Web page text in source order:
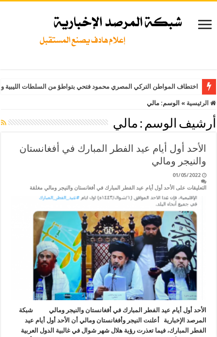
اختطاف المواطن التركي المصري محمود فتحي بتواطؤ من السلطات
الرئيسية » الوسم: مالي
أرشيف الوسم : مالي
الأحد أول أيام عيد الفطر المبارك في أفغانستان
والنيجر ومالي
01/05/2022
التعليقات على الأحد أول أيام عيد الفطر المبارك في أفغانستان والنيجر ومالي مغلقة
الأحد أول أيام عيد الفطر المبارك في أفغانستان والنيجر ومالي شبكة
المرصد الإخبارية أعلنت النيجر وأفغانستان ومالي أن الأحد أول أيام عيد
الفطر المبارك، فيما تعذرت رؤية هلال شهر شوال في غالبية الدول العربية